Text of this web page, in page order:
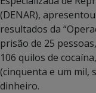
(DENAR),
resultados da
prisão de 25
106 quilos de
(cinquenta e um mil,
dinheiro.